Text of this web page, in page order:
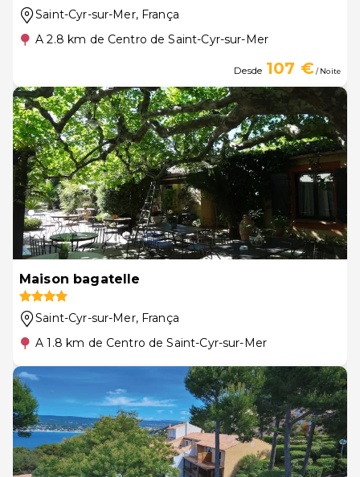
Saint-Cyr-sur-Mer, França
A 2.8 km de Centro de Saint-Cyr-sur-Mer
Desde 107 €/ Noite
Maison bagatelle
Saint-Cyr-sur-Mer, França
A 1.8 km de Centro de Saint-Cyr-sur-Mer